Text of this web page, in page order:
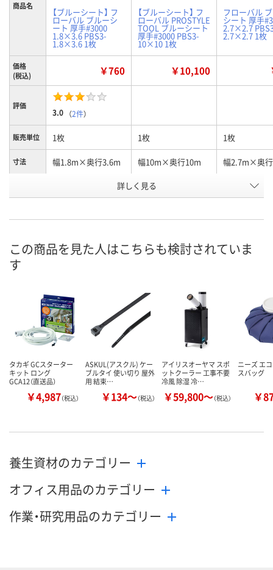
商品名
【ブルーシート】 フ
ローバル ブルーシ
ート 厚手#3000
1.8×3.6 PBS3-
1.8×3.6 1枚
【ブルーシート】 フ
ローバル PROSTYLE
TOOL ブルーシート
厚手#3000 PBS3-
10×10 1枚
フローバル
シート 厚手
2.7×2.7
2.7×2.7 1枚
価格
(税込)
￥760 ￥10,100
評価
3.0 （2件）
販売単位 1枚 1枚 1枚
寸法 幅1.8m×奥行3.6m 幅10m×奥行10m 幅2.7m×奥
E068195 E068134
した
詳しく見る
この商品を見た人はこちらも検討されていま
す
タカギ GCスターター
キット ロング
GCA12（直送品）
￥4,987（税込）
ASKUL(アスクル) ケー
ブルタイ 使い切り 屋外
用 結束…
￥134～（税込）
アイリスオーヤマ スポ
ットクーラー 工事不要
冷風 除湿 冷…
￥59,800～（税込）
ニーズ エ
スバッグ
￥
養生資材のカテゴリー
オフィス用品のカテゴリー
作業・研究用品のカテゴリー